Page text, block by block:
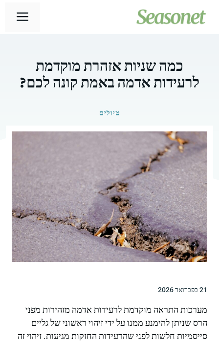
לתוכן
כמה שניות אזהרת מוקדמת
לרעידות אדמה באמת קונה לכם?
טיולים
21 בפברואר 2026
מערכות התראה מוקדמת לרעידות אדמה מזהירות מפני
הרס שניתן להימנע ממנו על ידי זיהוי ראשוני של גליים
סייסמיות חלשות לפני שהרעידות החזקות מגיעות. זיהוי זה